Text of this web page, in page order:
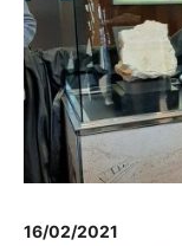
16/02/2021